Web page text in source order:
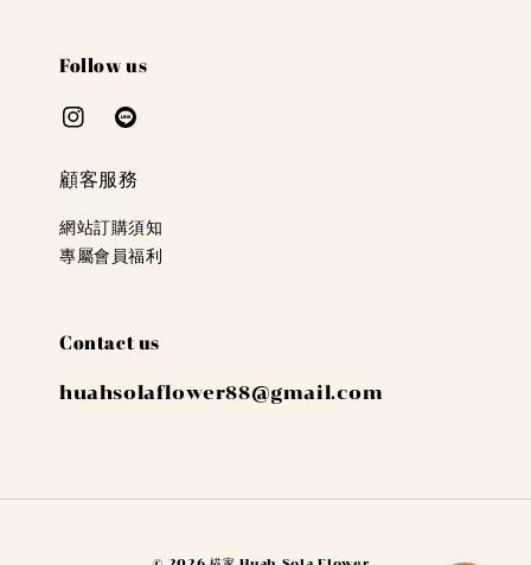
Follow us
顧客服務
網站訂購須知
專屬會員福利
Contact us
huahsolaflower88@gmail.com